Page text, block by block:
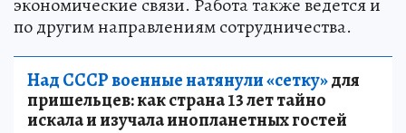
по другим направлениям сотрудничества.
Над СССР военные натянули «сетку»для
пришельцев: как страна 13 лет тайно
искала и изучала инопланетных гостей